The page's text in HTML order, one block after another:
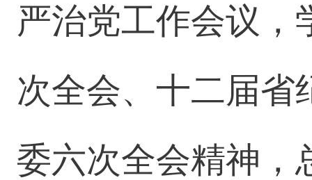
严治党工作会议，
次全会、十二届省
委六次全会精神，